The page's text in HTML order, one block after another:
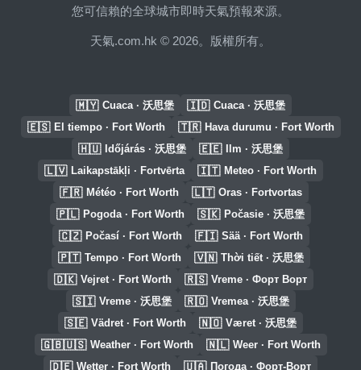
您可信賴的全球城市即時天氣預報來源。
天氣.com.hk © 2026。版權所有。
🇲🇾 Cuaca · 沃思堡 🇮🇩 Cuaca · 沃思堡
🇪🇸 El tiempo · Fort Worth 🇹🇷 Hava durumu · Fort Worth
🇭🇺 Időjárás · 沃思堡 🇪🇪 Ilm · 沃思堡
🇱🇻 Laikapstākļi · Fortvērta 🇮🇹 Meteo · Fort Worth
🇫🇷 Météo · Fort Worth 🇱🇹 Oras · Fortvortas
🇵🇱 Pogoda · Fort Worth 🇸🇰 Počasie · 沃思堡
🇨🇿 Počasí · Fort Worth 🇫🇮 Sää · Fort Worth
🇵🇹 Tempo · Fort Worth 🇻🇳 Thời tiết · 沃思堡
🇩🇰 Vejret · Fort Worth 🇷🇸 Vreme · Форт Ворт
🇸🇮 Vreme · 沃思堡 🇷🇴 Vremea · 沃思堡
🇸🇪 Vädret · Fort Worth 🇳🇴 Været · 沃思堡
🇬🇧🇺🇸 Weather · Fort Worth 🇳🇱 Weer · Fort Worth
🇩🇪 Wetter · Fort Worth 🇺🇦 Погода · Форт-Ворт